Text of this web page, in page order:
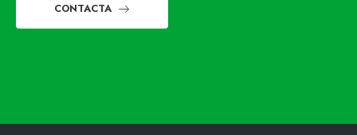
CONTACTA